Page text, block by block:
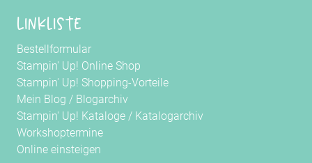
Linkliste
Bestellformular
Stampin' Up! Online Shop
Stampin' Up! Shopping-Vorteile
Mein Blog / Blogarchiv
Stampin' Up! Kataloge / Katalogarchiv
Workshoptermine
Online einsteigen